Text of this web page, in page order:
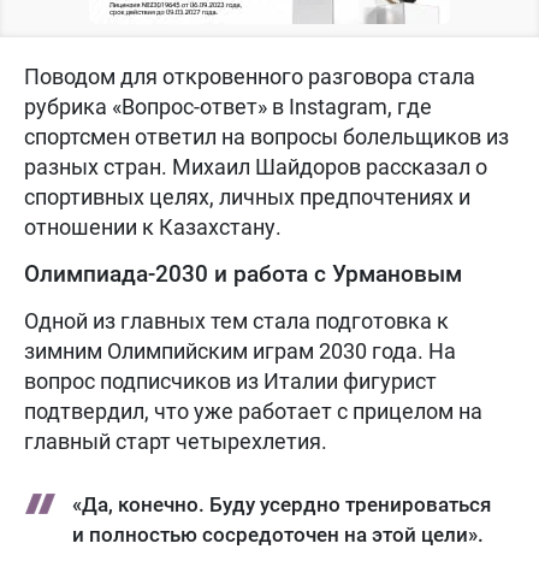
Поводом для откровенного разговора стала
рубрика «Вопрос-ответ» в Instagram, где
спортсмен ответил на вопросы болельщиков из
разных стран. Михаил Шайдоров рассказал о
спортивных целях, личных предпочтениях и
отношении к Казахстану.
Олимпиада-2030 и работа с Урмановым
Одной из главных тем стала подготовка к
зимним Олимпийским играм 2030 года. На
вопрос подписчиков из Италии фигурист
подтвердил, что уже работает с прицелом на
главный старт четырехлетия.
«Да, конечно. Буду усердно тренироваться
и полностью сосредоточен на этой цели».